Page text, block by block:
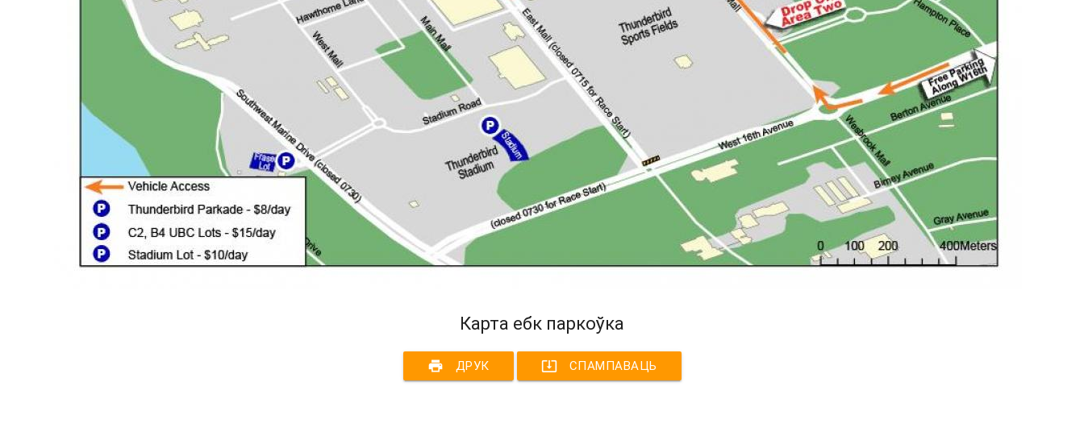
Карта ебк паркоўка
print ДРУК system_update_alt СПАМПАВАЦЬ